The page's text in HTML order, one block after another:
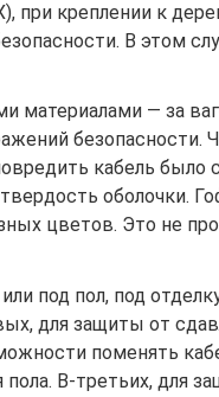
при креплении к
В этом
материалами — за
безопасности.
кабель было
оболочки.
цветов. Это не
под пол, под
для защиты от
поменять
В-третьих, для